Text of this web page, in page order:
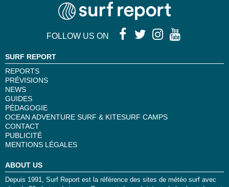
FOLLOW US ON
SURF REPORT
REPORTS
PRÉVISIONS
NEWS
GUIDES
PÉDAGOGIE
OCEAN ADVENTURE SURF & KITESURF CAMPS
CONTACT
PUBLICITÉ
MENTIONS LÉGALES
ABOUT US
Depuis 1991, Surf Report est la référence des sites de météo surf avec